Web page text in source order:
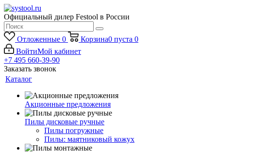
Официальный дилер Festool в России
Отложенные 0 Корзина0 пуста 0
ВойтиМой кабинет
+7 495 660-39-90
Заказать звонок
Каталог
Акционные предложения
Пилы дисковые ручные
Пилы погружные
Пилы: маятниковый кожух